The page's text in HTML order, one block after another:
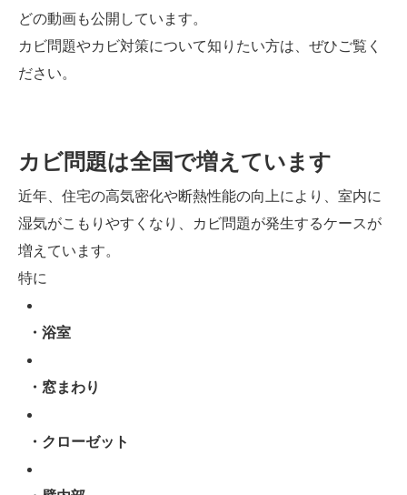
どの動画も公開しています。
カビ問題やカビ対策について知りたい方は、ぜひご覧く
ださい。
カビ問題は全国で増えています
近年、住宅の高気密化や断熱性能の向上により、室内に
湿気がこもりやすくなり、カビ問題が発生するケースが
増えています。
特に
・浴室
・窓まわり
・クローゼット